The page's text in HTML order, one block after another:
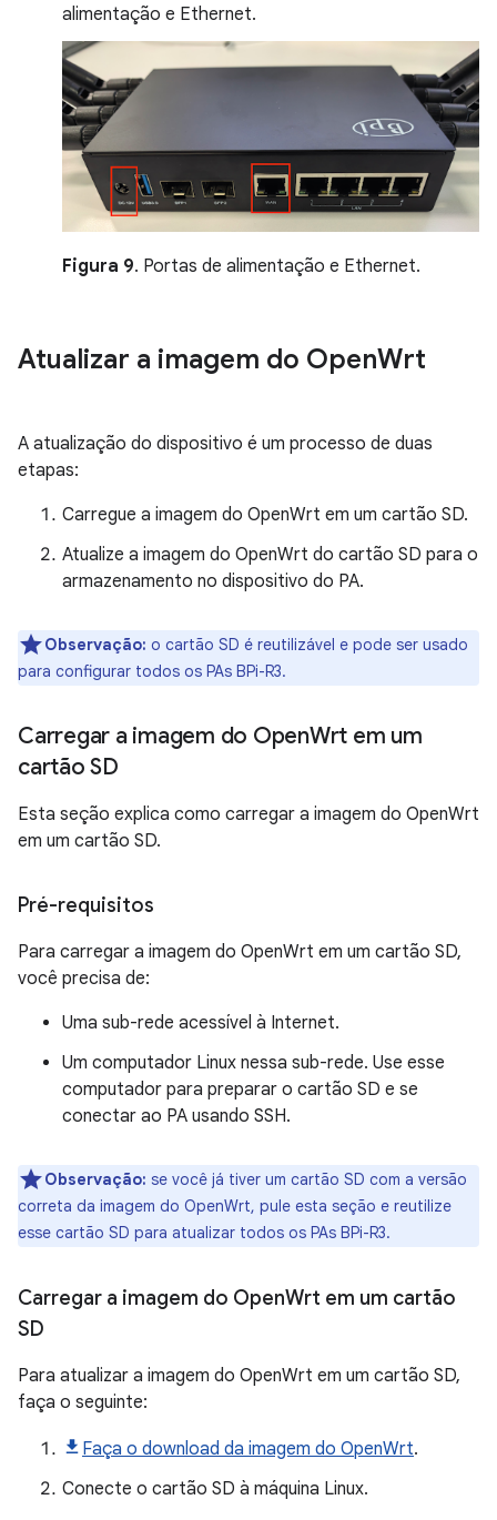
alimentação e Ethernet.
Figura 9. Portas de alimentação e Ethernet.
Atualizar a imagem do OpenWrt
A atualização do dispositivo é um processo de duas
etapas:
Carregue a imagem do OpenWrt em um cartão SD.
Atualize a imagem do OpenWrt do cartão SD para o
armazenamento no dispositivo do PA.
Observação: o cartão SD é reutilizável e pode ser usado
para configurar todos os PAs BPi-R3.
Carregar a imagem do OpenWrt em um
cartão SD
Esta seção explica como carregar a imagem do OpenWrt
em um cartão SD.
Pré-requisitos
Para carregar a imagem do OpenWrt em um cartão SD,
você precisa de:
Uma sub-rede acessível à Internet.
Um computador Linux nessa sub-rede. Use esse
computador para preparar o cartão SD e se
conectar ao PA usando SSH.
Observação: se você já tiver um cartão SD com a versão
correta da imagem do OpenWrt, pule esta seção e reutilize
esse cartão SD para atualizar todos os PAs BPi-R3.
Carregar a imagem do OpenWrt em um cartão
SD
Para atualizar a imagem do OpenWrt em um cartão SD,
faça o seguinte:
Faça o download da imagem do OpenWrt.
Conecte o cartão SD à máquina Linux.